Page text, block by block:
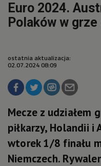
Euro 2024.
Polaków w
ostatnia aktualizacja:
02.07.2024 08:09
Mecze z udziałem
piłkarzy, Holandii i
wtorek 1/8 finału
Niemczech.